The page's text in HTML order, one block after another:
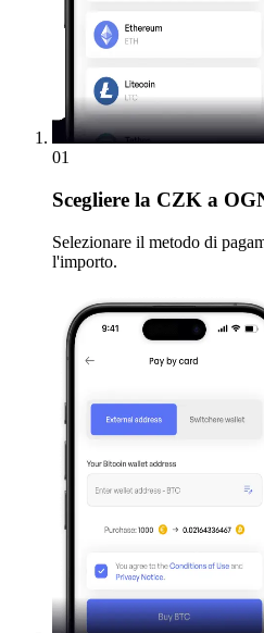
01
Scegliere la CZK a
Selezionare il metodo di
l'importo.